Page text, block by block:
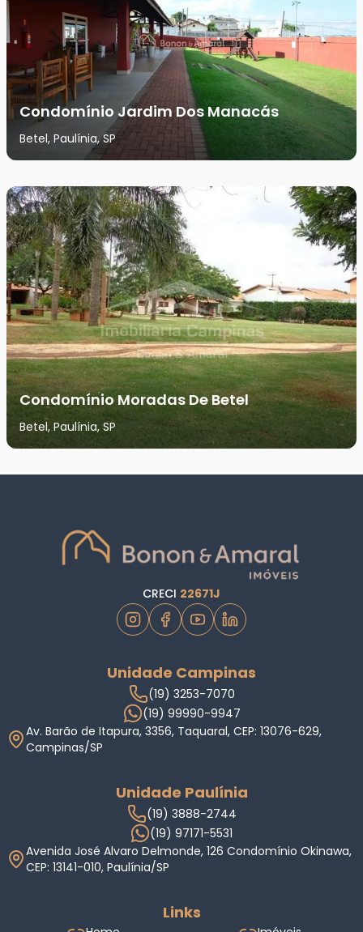
Condomínio Jardim Dos Manacás
Betel, Paulínia, SP
Condomínio Moradas De Betel
Betel, Paulínia, SP
CRECI 22671J
Unidade Campinas
(19) 3253-7070
(19) 99990-9947
Av. Barão de Itapura, 3356, Taquaral, CEP: 13076-629,
Campinas/SP
Unidade Paulínia
(19) 3888-2744
(19) 97171-5531
Avenida José Alvaro Delmonde, 126 Condomínio Okinawa,
CEP: 13141-010, Paulínia/SP
Links